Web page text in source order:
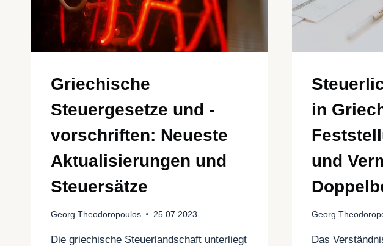
Griechische
Steuergesetze und -
vorschriften: Neueste
Aktualisierungen und
Steuersätze
Georg Theodoropoulos 25.07.2023
Die griechische Steuerlandschaft unterliegt
in
und
Georg
Das